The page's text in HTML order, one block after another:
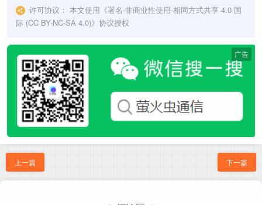
许可协议： 本文使用《署名-非商业性使用-相同方式共享 4.0 国
际 (CC BY-NC-SA 4.0)》协议授权
广告
上一篇 下一篇